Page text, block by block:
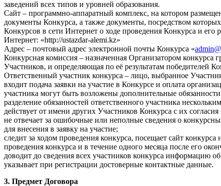
заведений всех типов и уровней образования.
Сайт – программно-аппаратный комплекс, на котором
документы Конкурса, а также документы, посредством
Конкурсов в сети Интернет о ходе проведения Конкурса и его
Интернет: «http://ustazdar-alemi.kz»
Адрес – почтовый адрес электронной почты Конкурса «
Конкурсная комиссия – назначенная Организатором конкурса
Участников, и определяющая по её результатам победителей
Ответственный участник конкурса – лицo, выбранное
входит подача заявки на участие в Конкурсе и оплата
участника могут быть возложены дополнительные
разделение обязанностей ответственного участника
действует от имени других Участников Конкурса с их согласия
не отвечает за ошибочные или неполные сведения о
для внесения в заявку на участие;
следит за ходом проведения конкурса, посещает сайт
проведения конкурса и в течение одного месяца после его
доводит до сведения всех участников конкурса информацию
указывает при регистрации достоверные контактные данные.
3. Предмет Договора